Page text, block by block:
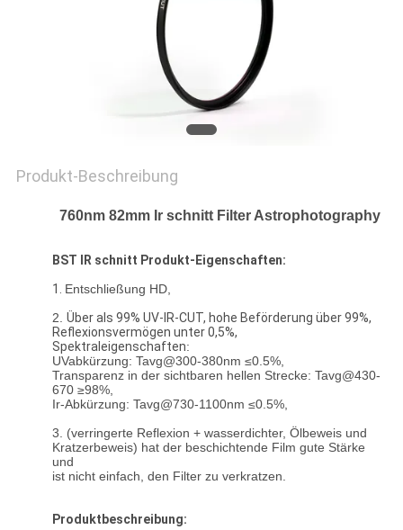
Produkt-Beschreibung
760nm 82mm Ir schnitt Filter Astrophotography
BST IR schnitt Produkt-Eigenschaften:
1. Entschließung HD,
2. Über als 99% UV-IR-CUT, hohe Beförderung über 99%,
Reflexionsvermögen unter 0,5%,
Spektraleigenschaften:
UVabkürzung: Tavg@300-380nm ≤0.5%,
Transparenz in der sichtbaren hellen Strecke: Tavg@430-
670 ≥98%,
Ir-Abkürzung: Tavg@730-1100nm ≤0.5%,
3. (verringerte Reflexion + wasserdichter, Ölbeweis und
Kratzerbeweis) hat der beschichtende Film gute Stärke
und
ist nicht einfach, den Filter zu verkratzen.
Produktbeschreibung: